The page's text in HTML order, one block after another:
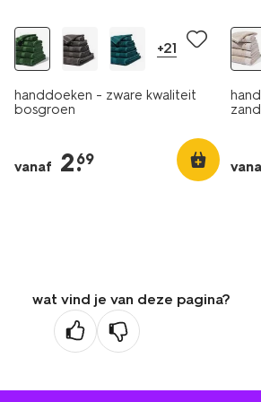
+21
handdoeken - zware kwaliteit
bosgroen
vanaf 2.
69
zand
wat vind je van deze pagina?